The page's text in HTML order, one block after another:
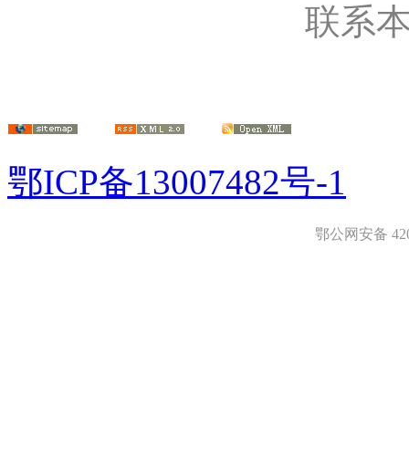
联系
鄂ICP备13007482号-1
鄂公网安备